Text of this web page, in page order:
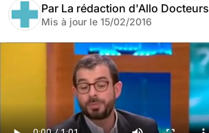
Par La rédaction d'Allo Docteurs
Mis à jour le 15/02/2016